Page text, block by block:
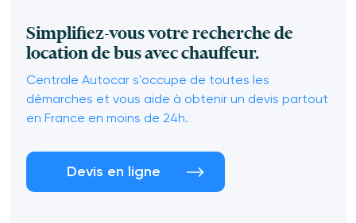
Simplifiez-vous votre recherche de
location de bus avec chauffeur.
Centrale Autocar s'occupe de toutes les
démarches et vous aide à obtenir un devis partout
en France en moins de 24h.
Devis en ligne